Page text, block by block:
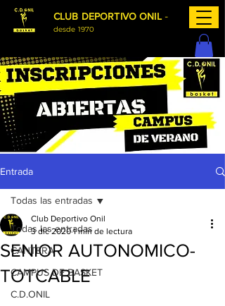
CLUB DEPORTIVO ONIL -
desde 1970
Entrada
Todas las entradas
CANTERA
CAMPUS DE BASKET
C.D.ONIL
Todas las entradas
SENIOR AUTONOMICO-
TOTCABLE
Club Deportivo Onil
3 dic 2020 1 min de lectura